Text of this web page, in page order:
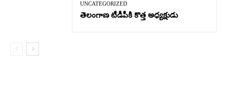
UNCATEGORIZED
తెలంగాణ టీడీపీకి కొత్త అధ్యక్షుడు